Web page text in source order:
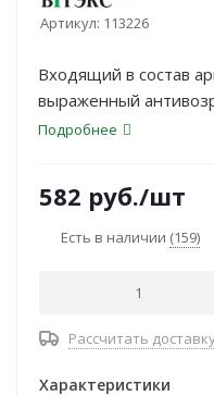
Артикул: 113226
Входящий в состав
выраженный
сокращение мышц и
эластичность кожи.
Подробнее
582 руб./шт
Есть в наличии (159)
Рассчитать
Характеристики